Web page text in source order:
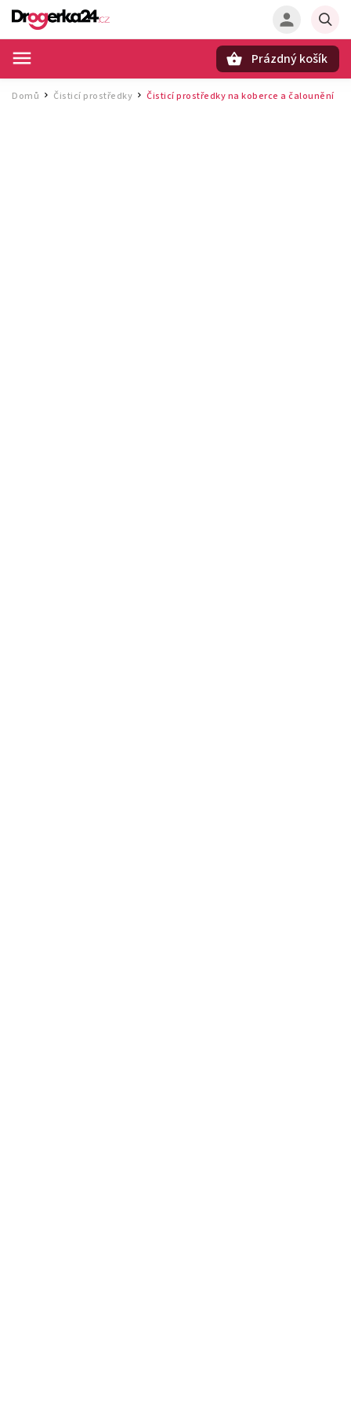
Prázdný košík
Domů / Čisticí prostředky / Čisticí prostředky na koberce a čalounění